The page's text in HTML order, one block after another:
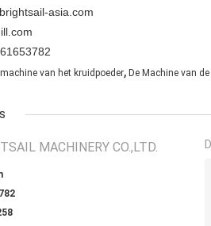
asia.com
van het kruidpoeder, De Machine van
MACHINERY CO.,LTD.